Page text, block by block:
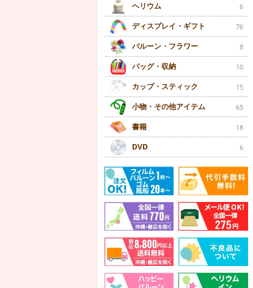
ヘリウム 6
ディスプレイ・ギフト 76
バルーン・フラワー 8
バッグ・収納 10
カップ・スティック 15
小物・その他アイテム 65
書籍 18
DVD 6